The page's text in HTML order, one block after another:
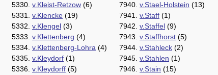
5330. v.Kleist-Retzow (6)
5331. v.Klencke (19)
5332. v.Klengel (3)
5333. v.Klettenberg (4)
5334. v.Klettenberg-Lohra (4)
5335. v.Kleydorf (1)
5336. v.Kleydorff (5)
7940. v.Stael-Holstein (13)
7941. v.Staff (1)
7942. v.Staffel (9)
7943. v.Staffhorst (5)
7944. v.Stahleck (2)
7945. v.Stahlen (1)
7946. v.Stain (15)